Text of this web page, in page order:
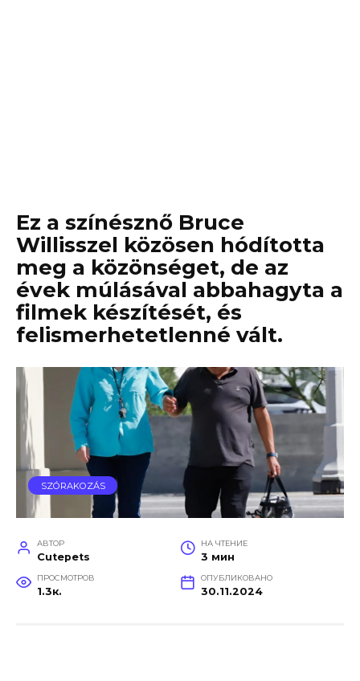
Ez a színésznő Bruce
Willisszel közösen hódította
meg a közönséget, de az
évek múlásával abbahagyta a
filmek készítését, és
felismerhetetlenné vált.
SZÓRAKOZÁS
АВТОР
Cutepets
НА ЧТЕНИЕ
3 мин
ПРОСМОТРОВ
1.3к.
ОПУБЛИКОВАНО
30.11.2024